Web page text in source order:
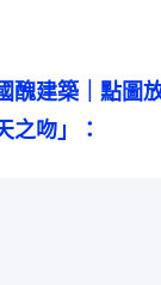
醜建築｜點圖
吻」：